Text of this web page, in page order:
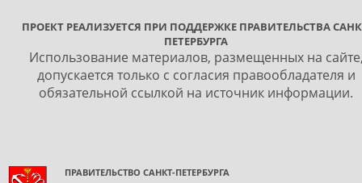
ПРОЕКТ РЕАЛИЗУЕТСЯ ПРИ ПОДДЕРЖКЕ ПРАВИТЕЛЬСТВА
ПЕТЕРБУРГА
Использование материалов, размещенных на
допускается только с согласия правообладателя и
обязательной ссылкой на источник информации.
ПРАВИТЕЛЬСТВО САНКТ-ПЕТЕРБУРГА